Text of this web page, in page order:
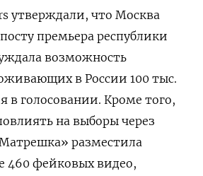
утверждали, что Москва
премьера республики
возможность
в России 100 тыс.
в голосовании. Кроме того,
на выборы через
разместила
460 фейковых видео,